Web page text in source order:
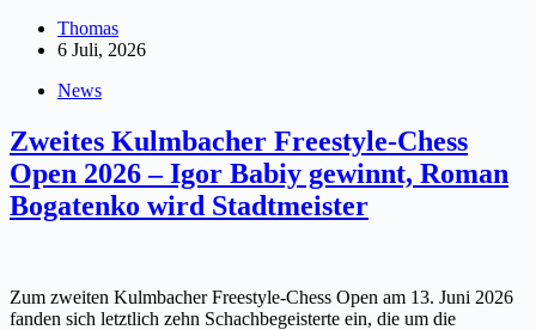
Thomas
6 Juli, 2026
News
Zweites Kulmbacher Freestyle-Chess
Open 2026 – Igor Babiy gewinnt, Roman
Bogatenko wird Stadtmeister
Zum zweiten Kulmbacher Freestyle-Chess Open am 13. Juni 2026
fanden sich letztlich zehn Schachbegeisterte ein, die um die